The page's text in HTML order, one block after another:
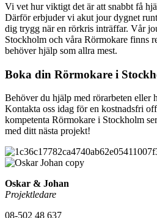
Vi vet hur viktigt det är att snabbt få
Därför erbjuder vi akut jour dygnet
dig trygg när en rörkris inträffar. Vår
Stockholm och våra Rörmokare finns
behöver hjälp som allra mest.
Boka din Rörmokare i
Behöver du hjälp med rörarbeten eller
Kontakta oss idag för en kostnadsfri
kompetenta Rörmokare i Stockholm
med ditt nästa projekt!
Oskar & Johan
Projektledare
08-502 48 637